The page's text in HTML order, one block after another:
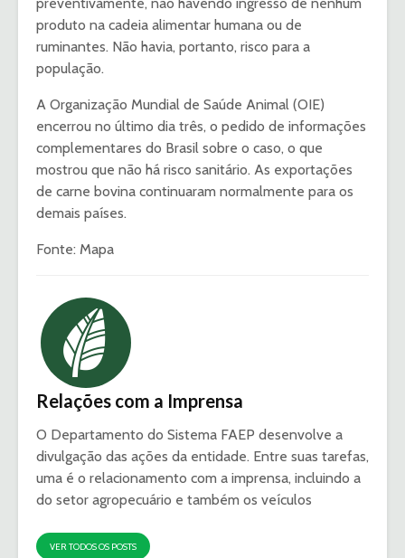
produto na cadeia alimentar humana ou de
ruminantes. Não havia, portanto, risco para a
população.
A Organização Mundial de Saúde Animal (OIE)
encerrou no último dia três, o pedido de informações
complementares do Brasil sobre o caso, o que
mostrou que não há risco sanitário. As exportações
de carne bovina continuaram normalmente para os
demais países.
Fonte: Mapa
Relações com a Imprensa
O Departamento do Sistema FAEP desenvolve a
divulgação das ações da entidade. Entre suas tarefas,
uma é o relacionamento com a imprensa, incluindo a
do setor agropecuário e também os veículos
VER TODOS OS POSTS